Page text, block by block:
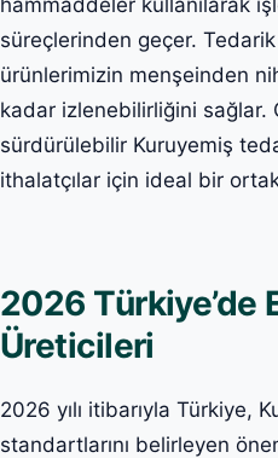
süreçlerinden geçer.
ürünlerimizin menşeinden
kadar izlenebilirliğini sağlar.
sürdürülebilir Kuruyemiş
ithalatçılar için ideal bir
2026 Türkiye’de
Üreticileri
2026 yılı itibarıyla Türkiye,
standartlarını belirleyen